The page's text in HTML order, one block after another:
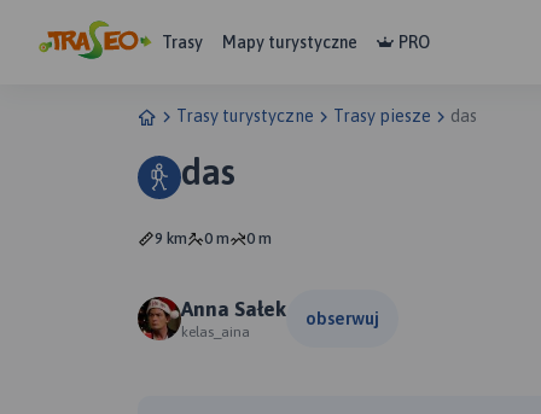
Trasy Mapy turystyczne PRO
Trasy turystyczne Trasy piesze das
das
9 km 0 m 0 m
Anna Sałek
kelas_aina
obserwuj